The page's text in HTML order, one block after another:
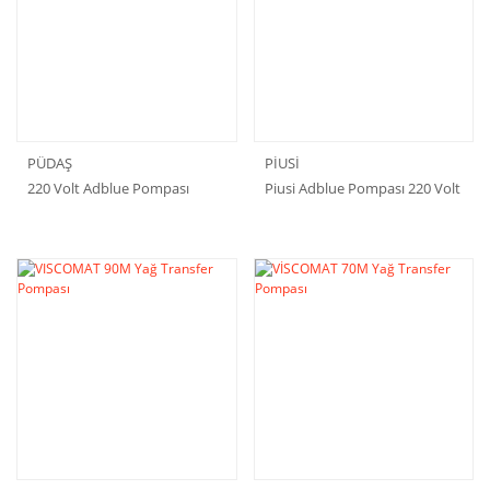
PÜDAŞ
220 Volt Adblue Pompası
PİUSİ
Piusi Adblue Pompası 220 Volt